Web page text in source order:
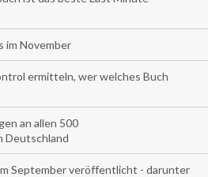
im November
ermitteln, wer welches Buch
an allen 500
Deutschland
September veröffentlicht - darunter